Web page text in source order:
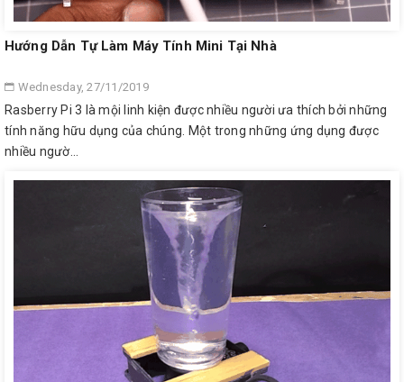
Hướng Dẫn Tự Làm Máy Tính Mini Tại Nhà
Wednesday, 27/11/2019
Rasberry Pi 3 là mội linh kiện được nhiều người ưa thích bởi những
tính năng hữu dụng của chúng. Một trong những ứng dụng được
nhiều ngườ...